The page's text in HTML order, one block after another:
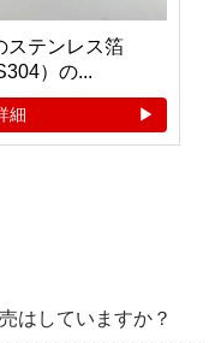
ステンレス箔
）の...
細
はしていますか？